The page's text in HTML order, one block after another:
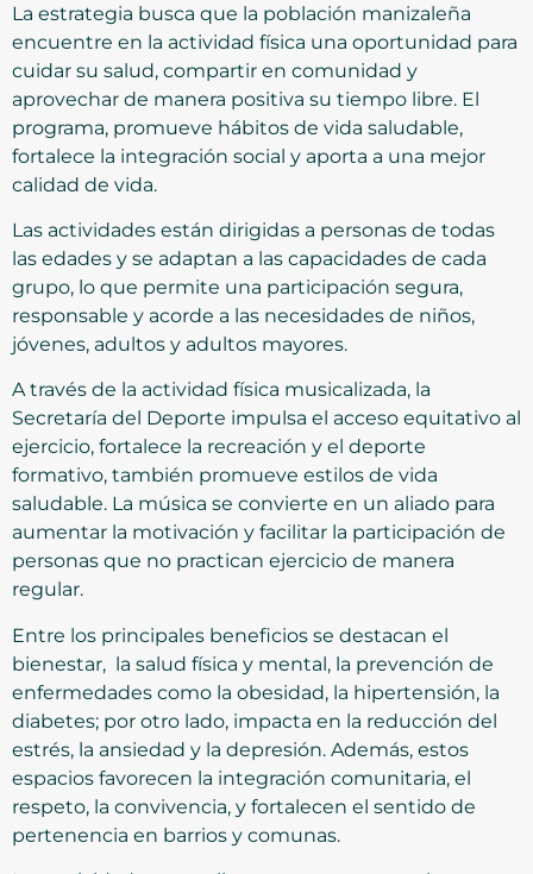
La estrategia busca que la población manizaleña
encuentre en la actividad física una oportunidad para
cuidar su salud, compartir en comunidad y
aprovechar de manera positiva su tiempo libre. El
programa, promueve hábitos de vida saludable,
fortalece la integración social y aporta a una mejor
calidad de vida.
Las actividades están dirigidas a personas de todas
las edades y se adaptan a las capacidades de cada
grupo, lo que permite una participación segura,
responsable y acorde a las necesidades de niños,
jóvenes, adultos y adultos mayores.
A través de la actividad física musicalizada, la
Secretaría del Deporte impulsa el acceso equitativo al
ejercicio, fortalece la recreación y el deporte
formativo, también promueve estilos de vida
saludable. La música se convierte en un aliado para
aumentar la motivación y facilitar la participación de
personas que no practican ejercicio de manera
regular.
Entre los principales beneficios se destacan el
bienestar, la salud física y mental, la prevención de
enfermedades como la obesidad, la hipertensión, la
diabetes; por otro lado, impacta en la reducción del
estrés, la ansiedad y la depresión. Además, estos
espacios favorecen la integración comunitaria, el
respeto, la convivencia, y fortalecen el sentido de
pertenencia en barrios y comunas.